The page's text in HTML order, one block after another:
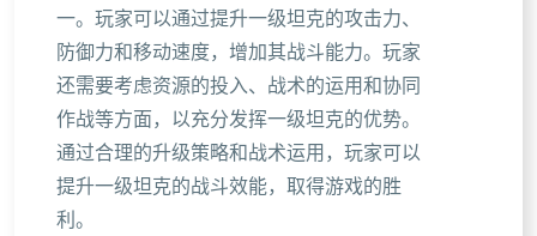
一。玩家可以通过提升一级坦克的攻击力、
防御力和移动速度，增加其战斗能力。玩家
还需要考虑资源的投入、战术的运用和协同
作战等方面，以充分发挥一级坦克的优势。
通过合理的升级策略和战术运用，玩家可以
提升一级坦克的战斗效能，取得游戏的胜
利。